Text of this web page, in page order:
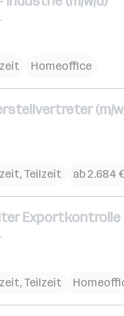
Homeoffice
(m/
Teilzeit ab 2.684
Exportkontrolle
Teilzeit